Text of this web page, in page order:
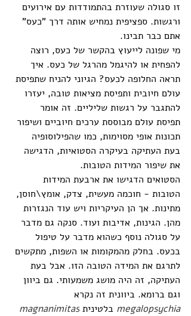
זו סגולה שעוזרת בהתמודדות עם אירועים
ורגשות. ספציפית נמחיש אותה דרך "כעס"
אתם כבר תבינו.
מי שפונה לייעוץ בהקשר של כעס, רוצה
להפחית או להיגמל מהרגל של כעס. איך
תראה החלופה לכעס? הגיוני להניח שתפיסת
עולם חיובית ותפיסת מציאות טובה, יעזרו
להתגבר על רגשות שליליים. זה אומר
תפיסת עולם מבוססת ערכים חיוביים ושיפור
תכונות אופי מסוימות, כמו שהפילוסופיה
בעת העתיקה בעיקרה הסטואיות, הדגישה
את שיפור המידות הטובות.
הסטואים הדגישו את ארבעת המידות
הטובות - חוכמה מעשית, צדק, אומץ\חוסן,
מתינות. אך הן העיקריות ויש עוד הנגזרות
מהן. הגינות, אדיבות ועוד. סנקה גם מדבר
על סגולה נוסף כשהוא מדבר על טיפול
בכעס. בחלק מהמקומות או השפות, מתקשים
לתרגם את המידה הטובה הזו. אבל בעת
העתיקה, זה היה מושג משמעותי. גם ביוון
וגם ברומא. ביוונית זה נקרא
megalopsychia בלטינית magnanimitas